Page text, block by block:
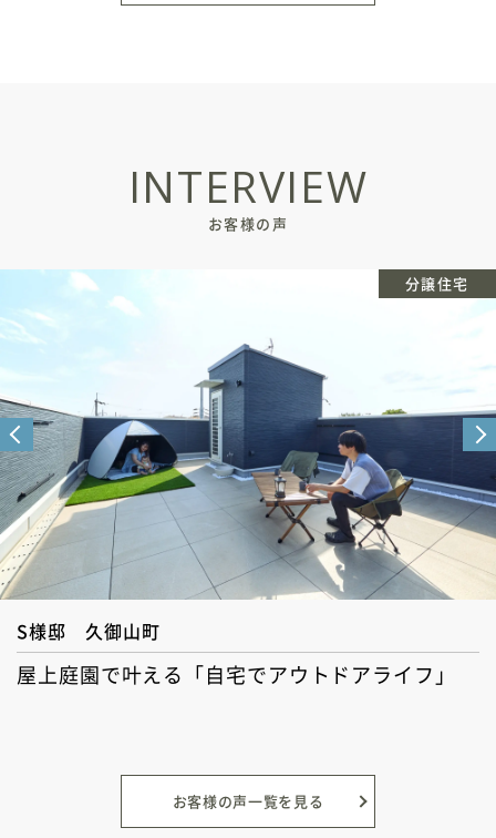
INTERVIEW
お客様の声
分譲住宅
S様邸 久御山町
屋上庭園で叶える「自宅でアウトドアライフ」
お客様の声一覧を見る